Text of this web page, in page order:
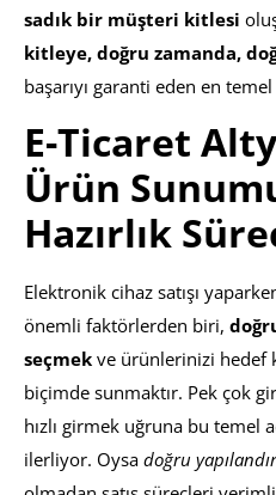
sadık bir müşteri kitlesi
kitleye, doğru zamanda,
başarıyı garanti eden en
E-Ticaret
Ürün
Hazırlık
Elektronik cihaz satışı
önemli faktörlerden biri,
seçmek ve ürünlerinizi hedef
biçimde sunmaktır. Pek çok
hızlı girmek uğruna bu temel
ilerliyor. Oysa doğru